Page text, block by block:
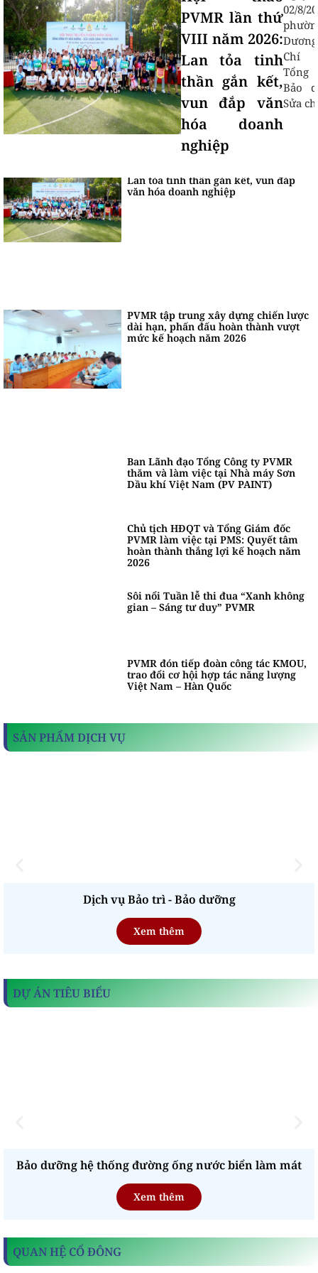
PVMR lần thứ
VIII năm 2026:
Lan tỏa tinh
thần gắn kết,
vun đắp văn
hóa doanh
nghiệp
02/8/
Chí
Tổng
Bảo
Sửa
Lan tỏa tinh thần gắn kết, vun đắp
văn hóa doanh nghiệp
PVMR tập trung xây dựng chiến lược
dài hạn, phấn đấu hoàn thành vượt
mức kế hoạch năm 2026
Ban Lãnh đạo Tổng Công ty PVMR
thăm và làm việc tại Nhà máy Sơn
Dầu khí Việt Nam (PV PAINT)
Chủ tịch HĐQT và Tổng Giám đốc
PVMR làm việc tại PMS: Quyết tâm
hoàn thành thắng lợi kế hoạch năm
2026
Sôi nổi Tuần lễ thi đua “Xanh không
gian – Sáng tư duy” PVMR
PVMR đón tiếp đoàn công tác KMOU,
trao đổi cơ hội hợp tác năng lượng
Việt Nam – Hàn Quốc
SẢN PHẨM DỊCH VỤ
Dịch vụ Bảo trì - Bảo dưỡng
Xem thêm
DỰ ÁN TIÊU BIỂU
Bảo dưỡng hệ thống đường ống nước biển làm mát
Xem thêm
QUAN HỆ CỔ ĐÔNG